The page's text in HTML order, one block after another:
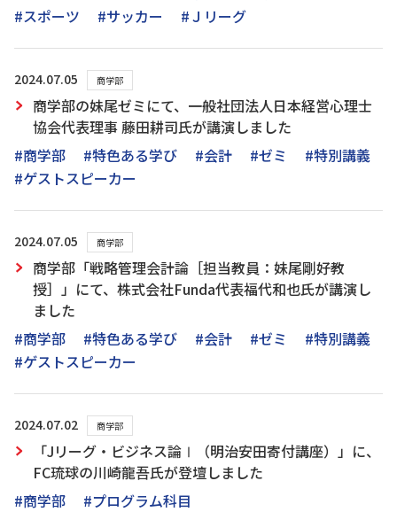
#スポーツ
#サッカー #Ｊリーグ
2024.07.05 商学部
商学部の妹尾ゼミにて、一般社団法人日本経営心理士
協会代表理事 藤田耕司氏が講演しました
#商学部
#特色ある学び #会計 #ゼミ
#特別講義
#ゲストスピーカー
2024.07.05 商学部
商学部「戦略管理会計論［担当教員：妹尾剛好教
授］」にて、株式会社Funda代表福代和也氏が講演し
ました
#商学部
#特色ある学び #会計 #ゼミ
#特別講義
#ゲストスピーカー
2024.07.02 商学部
「Jリーグ・ビジネス論Ⅰ（明治安田寄付講座）」に、
FC琉球の川崎龍吾氏が登壇しました
#商学部
#プログラム科目